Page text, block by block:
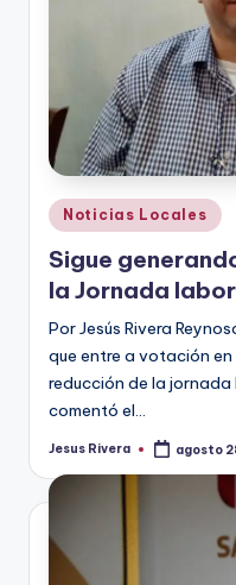
Publicado
en
Noticias Locales
Sigue
la Jornada
Por Jesús Rivera
que entre a votación en
reducción de la
comentó el…
Publicado
Jesus Rivera agosto